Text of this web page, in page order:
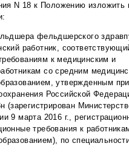
N 18 к Положению изложить
фельдшерского
работник,
к медицинским и
со средним
утвержденным
Российской
(зарегистрирован
9 марта 2016 г.,
требования к
по